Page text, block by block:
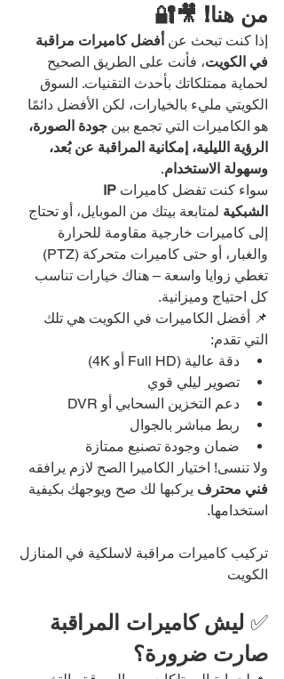
من هنا! 🎥🔐
إذا كنت تبحث عن أفضل كاميرات مراقبة
في الكويت، فأنت على الطريق الصحيح
لحماية ممتلكاتك بأحدث التقنيات. السوق
الكويتي مليء بالخيارات، لكن الأفضل دائمًا
هو الكاميرات التي تجمع بين جودة الصورة،
الرؤية الليلية، إمكانية المراقبة عن بُعد،
وسهولة الاستخدام.
سواء كنت تفضل كاميرات
الشبكية لمتابعة بيتك من الموبايل، أو تحتاج
إلى كاميرات خارجية مقاومة للحرارة
والغبار، أو حتى كاميرات متحركة (PTZ)
تغطي زوايا واسعة – هناك خيارات تناسب
كل احتياج وميزانية.
📌 أفضل الكاميرات في الكويت هي تلك
التي تقدم:
دقة عالية (Full HD أو 4K)
تصوير ليلي قوي
دعم التخزين السحابي أو DVR
ربط مباشر بالجوال
ضمان وجودة تصنيع ممتازة
ولا تنسى! اختيار الكاميرا الصح لازم يرافقه
فني محترف يركبها لك صح ويوجهك بكيفية
استخدامها.
تركيب كاميرات مراقبة لاسلكية في المنازل
الكويت
✅ ليش كاميرات المراقبة
صارت ضرورة؟